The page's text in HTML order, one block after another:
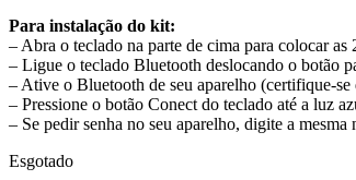
Para instalação do kit:
– Abra o teclado na parte de cima para colocar
– Ligue o teclado Bluetooth deslocando o botão
– Ative o Bluetooth de seu aparelho (certifique-se
– Pressione o botão Conect do teclado até a luz
– Se pedir senha no seu aparelho, digite a mesma
Esgotado